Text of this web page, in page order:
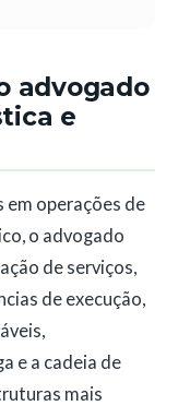
advogado
e
em operações de
o advogado
de serviços,
de execução,
e a cadeia de
mais